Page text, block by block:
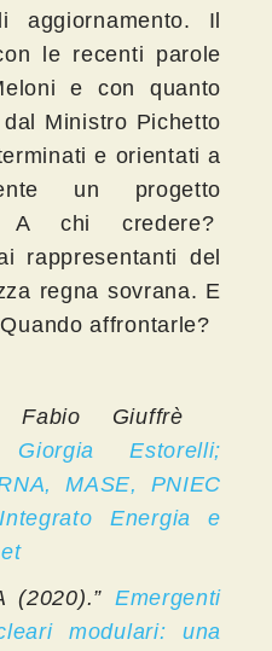
aggiornamento. Il
le recenti parole
e con quanto
Ministro Pichetto
e orientati a
un progetto
A chi credere?
rappresentanti del
regna sovrana. E
affrontarle?
Giuffrè
Giorgia Estorelli;
MASE, PNIEC
Energia e
(2020).” Emergenti
modulari: una